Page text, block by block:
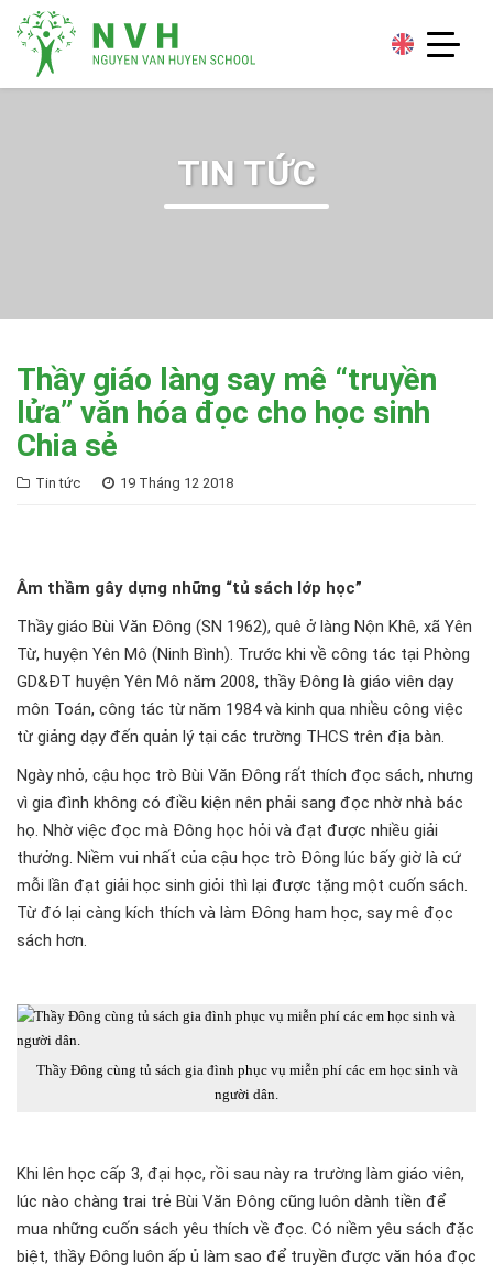
TIN TỨC
Thầy giáo làng say mê “truyền
lửa” văn hóa đọc cho học sinh
Chia sẻ
Tin tức 19 Tháng 12 2018
Âm thầm gây dựng những “tủ sách lớp học”
Thầy giáo Bùi Văn Đông (SN 1962), quê ở làng Nộn Khê, xã Yên
Từ, huyện Yên Mô (Ninh Bình). Trước khi về công tác tại Phòng
GD&ĐT huyện Yên Mô năm 2008, thầy Đông là giáo viên dạy
môn Toán, công tác từ năm 1984 và kinh qua nhiều công việc
từ giảng dạy đến quản lý tại các trường THCS trên địa bàn.
Ngày nhỏ, cậu học trò Bùi Văn Đông rất thích đọc sách, nhưng
vì gia đình không có điều kiện nên phải sang đọc nhờ nhà bác
họ. Nhờ việc đọc mà Đông học hỏi và đạt được nhiều giải
thưởng. Niềm vui nhất của cậu học trò Đông lúc bấy giờ là cứ
mỗi lần đạt giải học sinh giỏi thì lại được tặng một cuốn sách.
Từ đó lại càng kích thích và làm Đông ham học, say mê đọc
sách hơn.
Thầy Đông cùng tủ sách gia đình phục vụ miễn phí các em học sinh và
người dân.
Khi lên học cấp 3, đại học, rồi sau này ra trường làm giáo viên,
lúc nào chàng trai trẻ Bùi Văn Đông cũng luôn dành tiền để
mua những cuốn sách yêu thích về đọc. Có niềm yêu sách đặc
biệt, thầy Đông luôn ấp ủ làm sao để truyền được văn hóa đọc